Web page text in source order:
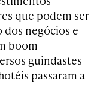
que podem ser
negócios e
boom
guindastes
passaram a